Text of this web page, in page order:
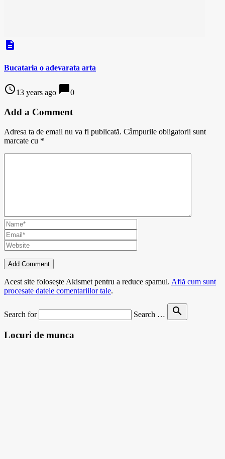
description
Bucataria o adevarata arta
access_time13 years ago chat_bubble0
Add a Comment
Adresa ta de email nu va fi publicată. Câmpurile obligatorii sunt
marcate cu *
Acest site folosește Akismet pentru a reduce spamul. Află cum sunt
procesate datele comentariilor tale.
Search for Search … search
Locuri de munca